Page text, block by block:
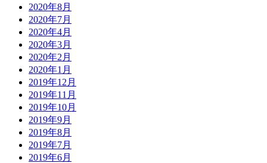
2020年8月
2020年7月
2020年4月
2020年3月
2020年2月
2020年1月
2019年12月
2019年11月
2019年10月
2019年9月
2019年8月
2019年7月
2019年6月